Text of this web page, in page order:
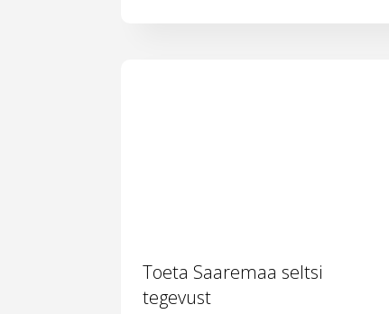
Toeta Saaremaa seltsi
tegevust